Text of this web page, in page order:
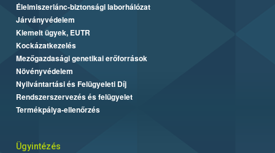
Élelmiszerlánc-biztonsági laborhálózat
Járványvédelem
Kiemelt ügyek, EUTR
Kockázatkezelés
Mezőgazdasági genetikai erőforrások
Növényvédelem
Nyilvántartási és Felügyeleti Díj
Rendszerszervezés és felügyelet
Termékpálya-ellenőrzés
Ügyintézés